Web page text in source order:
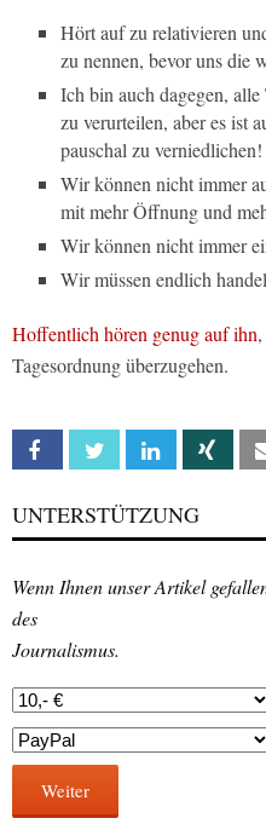
Hört auf zu relativieren
zu nennen, bevor uns die
Ich bin auch dagegen,
zu verurteilen, aber es ist
pauschal zu verniedlichen!
Wir können nicht immer
mit mehr Öffnung und
Wir können nicht immer
Wir müssen endlich
Hoffentlich hören genug auf ihn
Tagesordnung überzugehen.
Facebook Twitter Linkedin Xing
UNTERSTÜTZUNG
Wenn Ihnen unser Artikel
des
Journalismus.
Weiter